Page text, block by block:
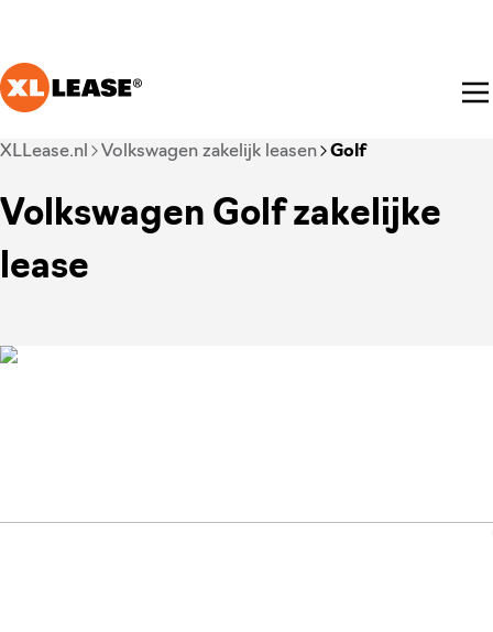
Je bent nu voorbij het hoofdmenu
XLLease.nl Volkswagen zakelijk leasen Golf
Volkswagen Golf zakelijke
lease